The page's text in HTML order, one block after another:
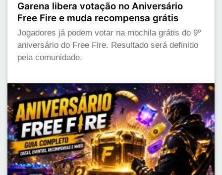
Garena libera votação no Aniversário
Free Fire e muda recompensa grátis
Jogadores já podem votar na mochila grátis do 9º
aniversário do Free Fire. Resultado será definido
pela comunidade.